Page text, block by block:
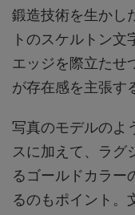
鍛造技術を生かし
トのスケルトン文
エッジを際立たせ
が存在感を主張す
写真のモデルのよ
スに加えて、ラグ
るゴールドカラー
るのもポイント。